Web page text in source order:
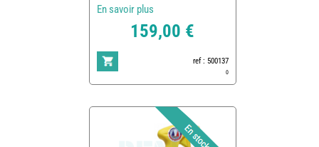
En savoir plus
159,00 €
ref : 500137
0